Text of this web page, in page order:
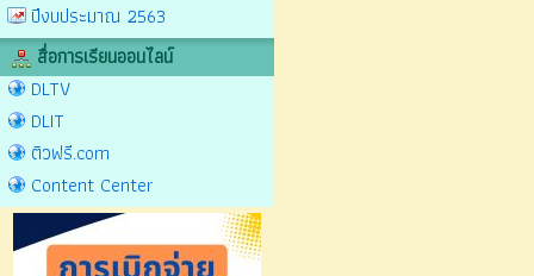
ปีงบประมาณ 2563
สื่อการเรียนออนไลน์
DLTV
DLIT
ติวฟรี.com
Content Center